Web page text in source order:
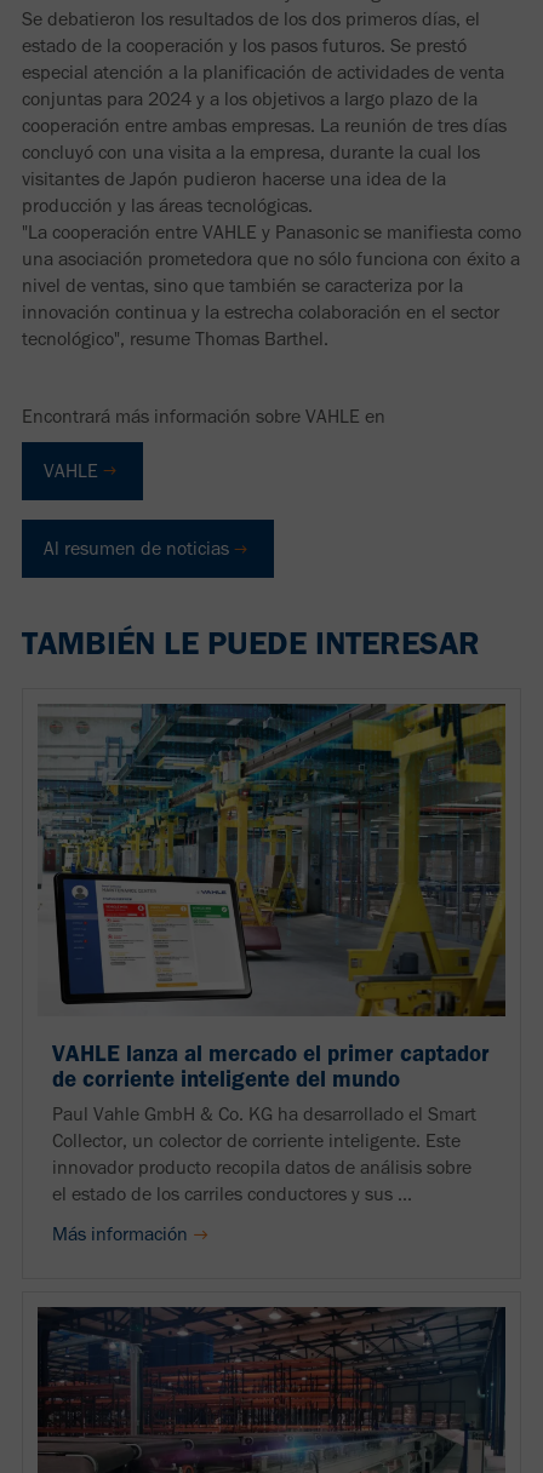
Se debatieron los resultados de los dos primeros días, el
estado de la cooperación y los pasos futuros. Se prestó
especial atención a la planificación de actividades de venta
conjuntas para 2024 y a los objetivos a largo plazo de la
cooperación entre ambas empresas. La reunión de tres días
concluyó con una visita a la empresa, durante la cual los
visitantes de Japón pudieron hacerse una idea de la
producción y las áreas tecnológicas.
"La cooperación entre VAHLE y Panasonic se manifiesta como
una asociación prometedora que no sólo funciona con éxito a
nivel de ventas, sino que también se caracteriza por la
innovación continua y la estrecha colaboración en el sector
tecnológico", resume Thomas Barthel.
Encontrará más información sobre VAHLE en
VAHLE
Al resumen de noticias
TAMBIÉN LE PUEDE INTERESAR
VAHLE lanza al mercado el primer captador
de corriente inteligente del mundo
Paul Vahle GmbH & Co. KG ha desarrollado el Smart
Collector, un colector de corriente inteligente. Este
innovador producto recopila datos de análisis sobre
el estado de los carriles conductores y sus ...
Más información